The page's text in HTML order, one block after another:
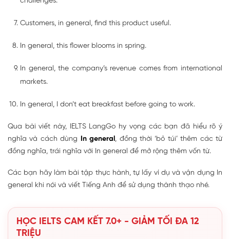
Customers, in general, find this product useful.
In general, this flower blooms in spring.
In general, the company’s revenue comes from international
markets.
In general, I don’t eat breakfast before going to work.
Qua bài viết này, IELTS LangGo hy vọng các bạn đã hiểu rõ ý
nghĩa và cách dùng
In general , đồng thời ‘bỏ túi’ thêm các từ
đồng nghĩa, trái nghĩa với In general để mở rộng thêm vốn từ.
Các bạn hãy làm bài tập thực hành, tự lấy ví dụ và vận dụng In
general khi nói và viết Tiếng Anh để sử dụng thành thạo nhé.
HỌC IELTS CAM KẾT 7.0+ - GIẢM TỐI ĐA 12
TRIỆU